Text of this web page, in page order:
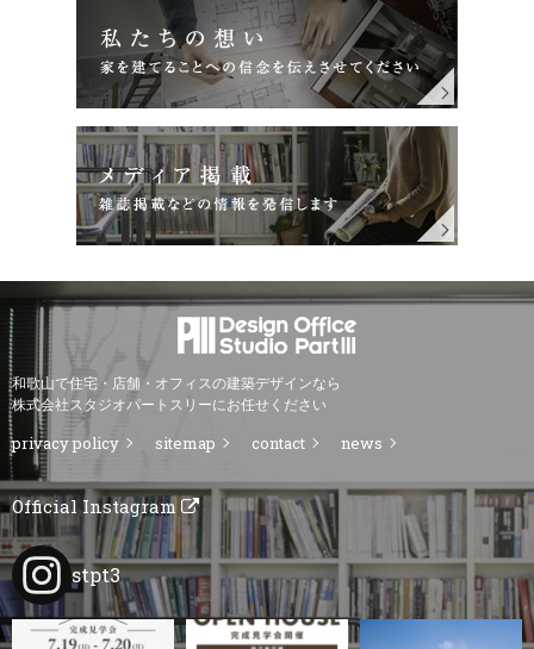
和歌山で住宅・店舗・オフィスの建築デザインなら
株式会社スタジオパートスリーにお任せください
privacy policy sitemap contact news
Official Instagram
stpt3